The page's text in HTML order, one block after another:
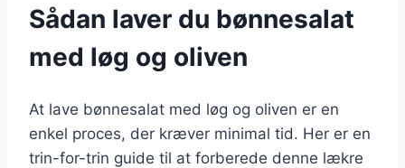
Sådan laver du bønnesalat
med løg og oliven
At lave bønnesalat med løg og oliven er en
enkel proces, der kræver minimal tid. Her er en
trin-for-trin guide til at forberede denne lækre